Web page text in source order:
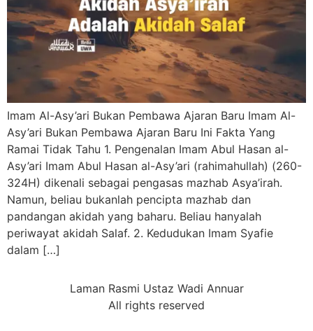
Imam Al-Asy’ari Bukan Pembawa Ajaran Baru Imam Al-
Asy’ari Bukan Pembawa Ajaran Baru Ini Fakta Yang
Ramai Tidak Tahu 1. Pengenalan Imam Abul Hasan al-
Asy’ari Imam Abul Hasan al-Asy’ari (rahimahullah) (260-
324H) dikenali sebagai pengasas mazhab Asya’irah.
Namun, beliau bukanlah pencipta mazhab dan
pandangan akidah yang baharu. Beliau hanyalah
periwayat akidah Salaf. 2. Kedudukan Imam Syafie
dalam […]
Laman Rasmi Ustaz Wadi Annuar
All rights reserved